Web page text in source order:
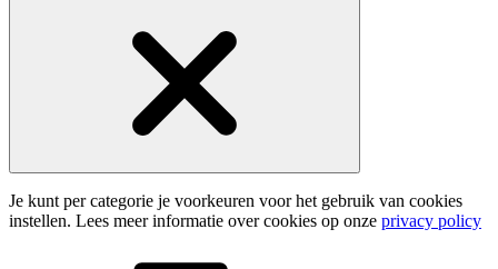
Je kunt per categorie je voorkeuren voor het gebruik van cookies
instellen. Lees meer informatie over cookies op onze privacy policy